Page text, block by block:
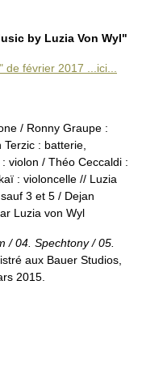
by Luzia Von Wyl"
de février 2017 ...ici...
/ Ronny Graupe :
: batterie,
violon / Théo Ceccaldi :
: violoncelle // Luzia
3 et 5 / Dejan
Luzia von Wyl
/ 04. Spechtony / 05.
aux Bauer Studios,
2015.